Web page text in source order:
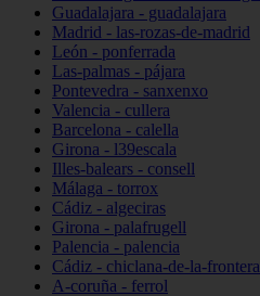
Guadalajara - guadalajara
Madrid - las-rozas-de-madrid
León - ponferrada
Las-palmas - pájara
Pontevedra - sanxenxo
Valencia - cullera
Barcelona - calella
Girona - l39escala
Illes-balears - consell
Málaga - torrox
Cádiz - algeciras
Girona - palafrugell
Palencia - palencia
Cádiz - chiclana-de-la-frontera
A-coruña - ferrol